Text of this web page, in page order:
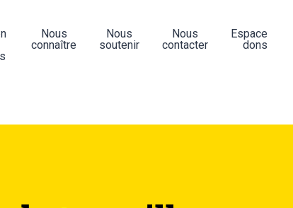
Nous
connaître
Nous
soutenir
Nous
contacter
Espace
dons